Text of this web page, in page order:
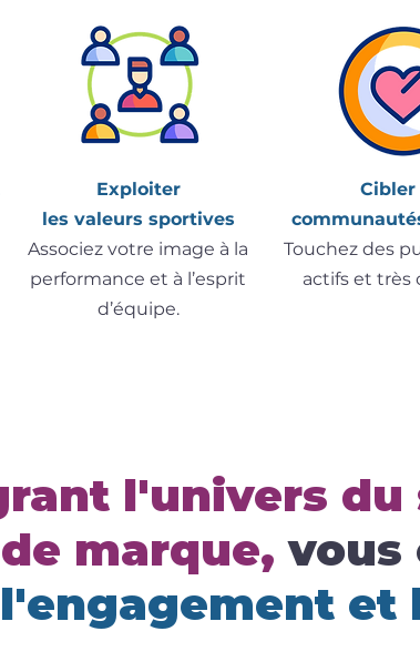
Exploiter
les valeurs sportives
Associez votre image à la
performance et à l’esprit
d’équipe.
Cibler
Touchez des
actifs et très
l'univers
marque,vous
et